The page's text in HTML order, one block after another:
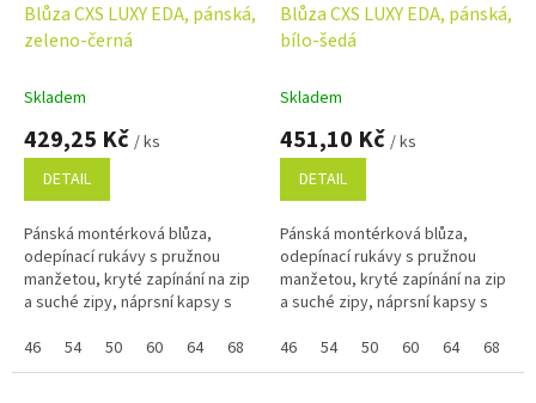
Blůza CXS LUXY EDA, pánská,
zeleno-černá
Skladem
429,25 Kč / ks
DETAIL
Pánská montérková blůza,
odepínací rukávy s pružnou
manžetou, kryté zapínání na zip
a suché zipy, náprsní kapsy s
na zip, jednoduché boční
kapsy,...
46 54 50 60 64 68 58 48 52 56 66 62
Blůza CXS LUXY EDA, pánská,
bílo-šedá
Skladem
451,10 Kč / ks
DETAIL
Pánská montérková blůza,
odepínací rukávy s pružnou
manžetou, kryté zapínání na zip
a suché zipy, náprsní kapsy s
na zip, jednoduché boční
kapsy,...
46 54 50 60 64 68